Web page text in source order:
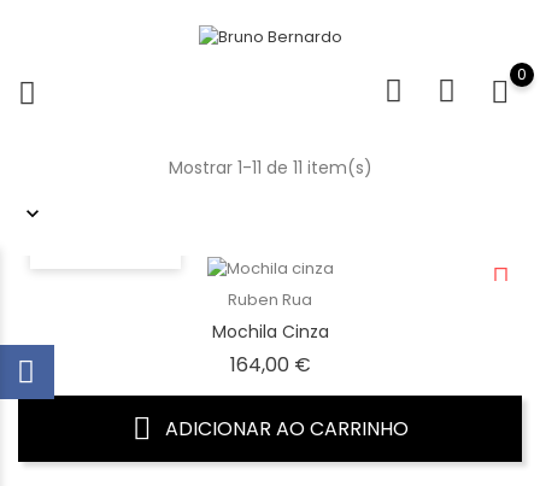
0
Mostrar 1-11 de 11 item(s)
Ruben Rua
Mochila Cinza
164,00 €Preço
ADICIONAR AO CARRINHO